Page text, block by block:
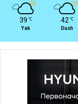
39 ℃
Yak
42 ℃
Dush